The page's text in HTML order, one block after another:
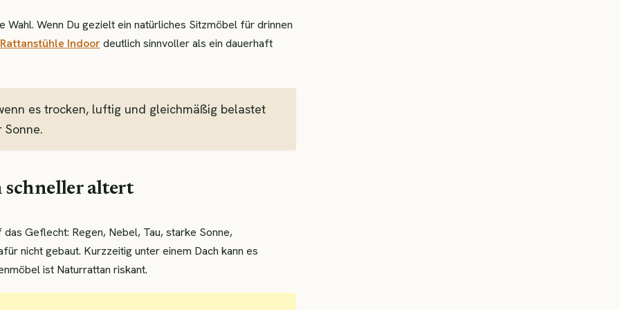
Wenn Du gezielt ein natürliches Sitzmöbel für drinnen
Rattanstühle Indoordeutlich sinnvoller als ein dauerhaft
es trocken, luftig und gleichmäßig belastet
schneller altert
Geflecht: Regen, Nebel, Tau, starke Sonne,
nicht gebaut. Kurzzeitig unter einem Dach kann es
ist Naturrattan riskant.